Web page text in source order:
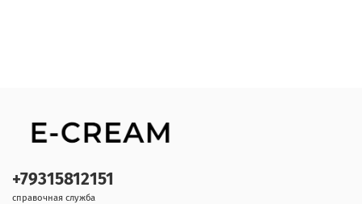
+79315812151
справочная служба